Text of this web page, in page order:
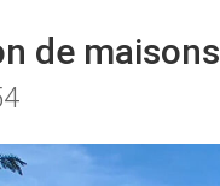
de maisons